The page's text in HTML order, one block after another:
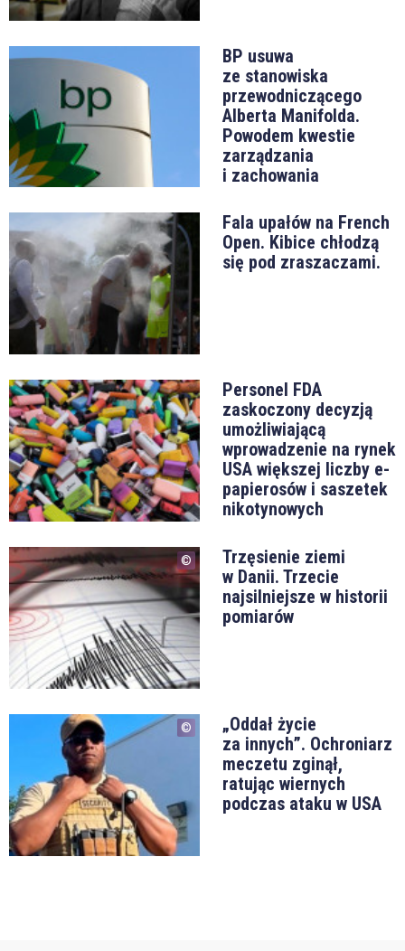
BP usuwa
ze stanowiska
przewodniczącego
Alberta Manifolda.
Powodem kwestie
zarządzania
i zachowania
Fala upałów na French
Open. Kibice chłodzą
się pod zraszaczami.
Personel FDA
zaskoczony decyzją
umożliwiającą
wprowadzenie na rynek
USA większej liczby e-
papierosów i saszetek
nikotynowych
Trzęsienie ziemi
w Danii. Trzecie
najsilniejsze w historii
pomiarów
„Oddał życie
za innych”. Ochroniarz
meczetu zginął,
ratując wiernych
podczas ataku w USA